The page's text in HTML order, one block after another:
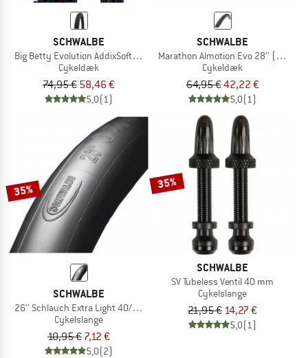
SCHWALBE
Big Betty Evolution AddixSoft SuperGravity 29'' (62-622) TLE E-50
Cykeldæk
74,95 € 58,46 €
5,0(1)
SCHWALBE
Marathon Almotion Evo 28'' (40-
Cykeldæk
64,95 €42,22 €
5,0(1)
35%
SCHWALBE
26'' Schlauch Extra Light 40/60-559 SV 14
Cykelslange
10,95 € 7,12 €
5,0(2)
35%
SCHWALBE
SV Tubeless Ventil 40 mm
Cykelslange
21,95 € 14,27 €
5,0(1)